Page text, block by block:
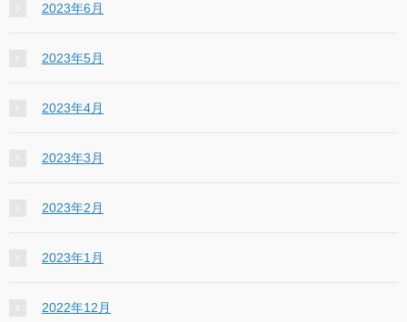
2023年6月
2023年5月
2023年4月
2023年3月
2023年2月
2023年1月
2022年12月